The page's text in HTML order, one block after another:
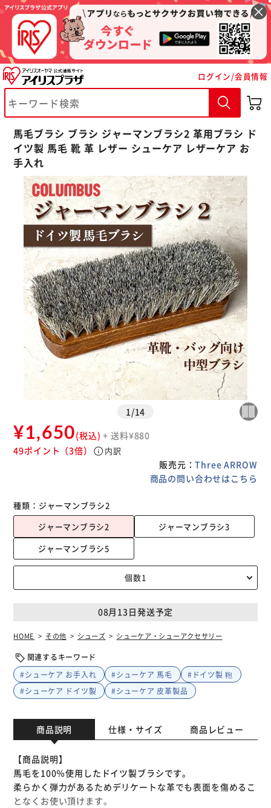
ログイン/会員情報
馬毛ブラシ ブラシ ジャーマンブラシ2 革用ブラシ ド
イツ製 馬毛 靴 革 レザー シューケア レザーケア お
手入れ
1 /14
¥1,650(税込) + 送料¥880
49ポイント （3倍） info内訳
販売元：Three ARROW
商品の問い合わせはこちら
種類： ジャーマンブラシ2
ジャーマンブラシ2
ジャーマンブラシ3
ジャーマンブラシ5
08月13日発送予定
HOME その他 シューズ シューケア・シューアクセサリー
関連するキーワード
#シューケア お手入れ
#シューケア 馬毛
#ドイツ製 鞄
#シューケア ドイツ製
#シューケア 皮革製品
商品説明 仕様・サイズ 商品レビュー
【商品説明】
馬毛を100％使用したドイツ製ブラシです。
柔らかく弾力があるためデリケートな革でも表面を傷めるこ
となくお使い頂けます。
※ご確認ください
カートに入れる 購入手続きへ